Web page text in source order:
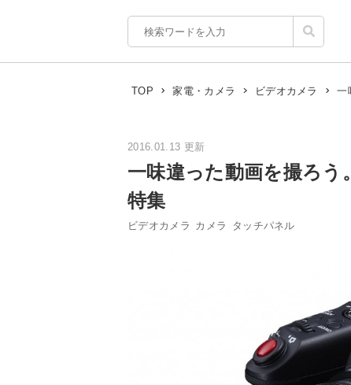
TOP 家電・カメラ ビデオカメラ 一
2016.01.13 更新
一味違った動画を撮ろ
特集
ビデオカメラ カメラ タッチパネル